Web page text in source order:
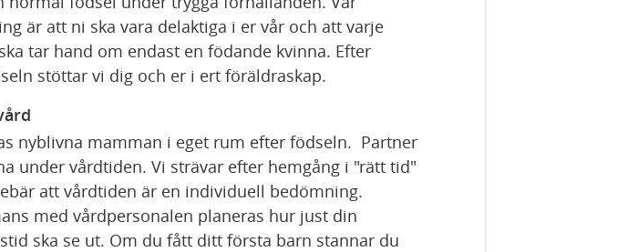
är att ni ska vara delaktiga i er vår och att varje
tar hand om endast en födande kvinna. Efter
stöttar vi dig och er i ert föräldraskap.
nyblivna mamman i eget rum efter födseln. Partner
under vårdtiden. Vi strävar efter hemgång i "rätt tid"
att vårdtiden är en individuell bedömning.
med vårdpersonalen planeras hur just din
ska se ut. Om du fått ditt första barn stannar du